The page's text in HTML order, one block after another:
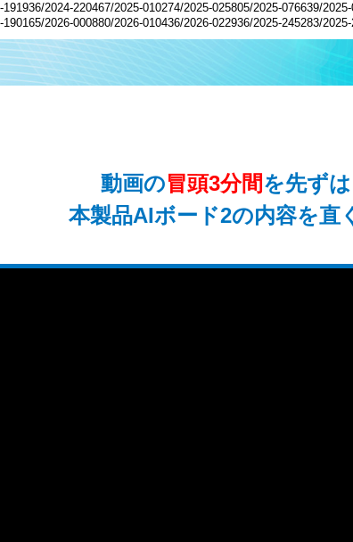
2024-220467/2025-010274/2025-025805/2025-076639/
2026-000880/2026-010436/2026-022936/2025-245283/
動画の冒頭3分間を先ず
本製品AIボード2の内容を直